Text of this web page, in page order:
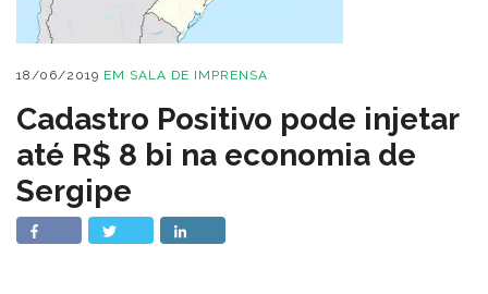
18/06/2019 EM SALA DE IMPRENSA
Cadastro Positivo pode injetar
até R$ 8 bi na economia de
Sergipe